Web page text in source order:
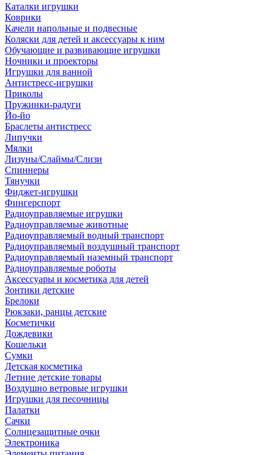
Каталки игрушки
Коврики
Качели напольные и подвесные
Коляски для детей и аксессуары к ним
Обучающие и развивающие игрушки
Ночники и проекторы
Игрушки для ванной
Антистресс-игрушки
Приколы
Пружинки-радуги
Йо-йо
Браслеты антистресс
Липучки
Мялки
Лизуны/Слаймы/Слизи
Спиннеры
Тянучки
Фиджет-игрушки
Фингерспорт
Радиоуправляемые игрушки
Радиоуправляемые животные
Радиоуправляемый водный транспорт
Радиоуправляемый воздушный транспорт
Радиоуправляемый наземный транспорт
Радиоуправляемые роботы
Аксессуары и косметика для детей
Зонтики детские
Брелоки
Рюкзаки, ранцы детские
Косметички
Дождевики
Кошельки
Сумки
Детская косметика
Летние детские товары
Воздушно ветровые игрушки
Игрушки для песочницы
Палатки
Сачки
Солнцезащитные очки
Электроника